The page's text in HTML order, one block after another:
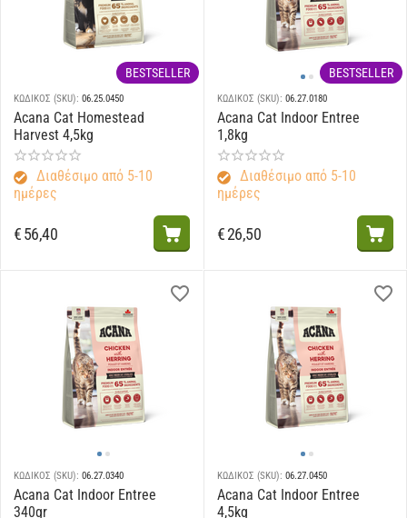
BESTSELLER
ΚΩΔΙΚΟΣ (SKU): 06.25.0450
Acana Cat Homestead
Harvest 4,5kg
Διαθέσιμο από 5-10
ημέρες
€56,40
BESTSELLER
ΚΩΔΙΚΟΣ (SKU): 06.27.0180
Acana Cat Indoor Entree
1,8kg
Διαθέσιμο από 5-10
ημέρες
€26,50
ΚΩΔΙΚΟΣ (SKU): 06.27.0340
Acana Cat Indoor Entree
340gr
ΚΩΔΙΚΟΣ (SKU): 06.27.0450
Acana Cat Indoor Entree
4,5kg